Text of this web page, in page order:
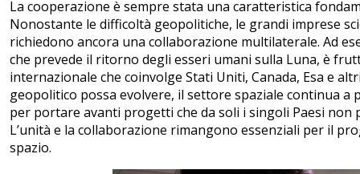
La cooperazione è sempre stata una caratteristica
Nonostante le difficoltà geopolitiche, le grandi imprese
richiedono ancora una collaborazione multilaterale. Ad
che prevede il ritorno degli esseri umani sulla Luna, è
internazionale che coinvolge Stati Uniti, Canada, Esa e
geopolitico possa evolvere, il settore spaziale continua a
per portare avanti progetti che da soli i singoli Paesi non
L’unità e la collaborazione rimangono essenziali per il
spazio.